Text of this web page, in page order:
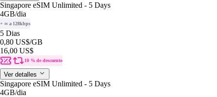
Singapore eSIM Unlimited - 5 Days
4GB/dia
+ ∞ a 128kbps
5 Dias
0,80 US$/GB
16,00 US$
10 % de descuento
Ver detalles
Singapore eSIM Unlimited - 5 Days
4GB/dia